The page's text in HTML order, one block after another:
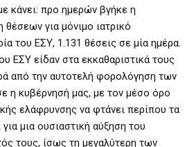
κάνει: προ ημερών βγήκε η
για μόνιμο ιατρικό
του ΕΣΥ, 1.131 θέσεις σε μία ημέρα.
ΕΣΥ είδαν στα εκκαθαριστικά τους
από την αυτοτελή φορολόγηση των
η κυβέρνησή μας, με τον μέσο όρο
ελάφρυνσης να φτάνει περίπου τα
μια ουσιαστική αύξηση του
τους, ίσως τη μεγαλύτερη των